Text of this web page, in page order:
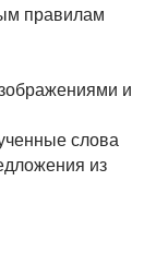
правилам
и
слова
из